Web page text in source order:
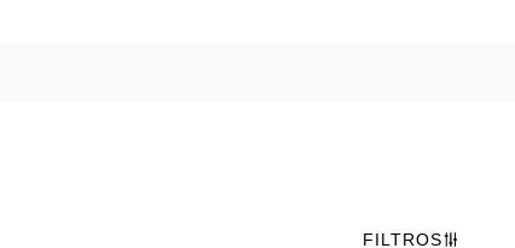
FILTROS